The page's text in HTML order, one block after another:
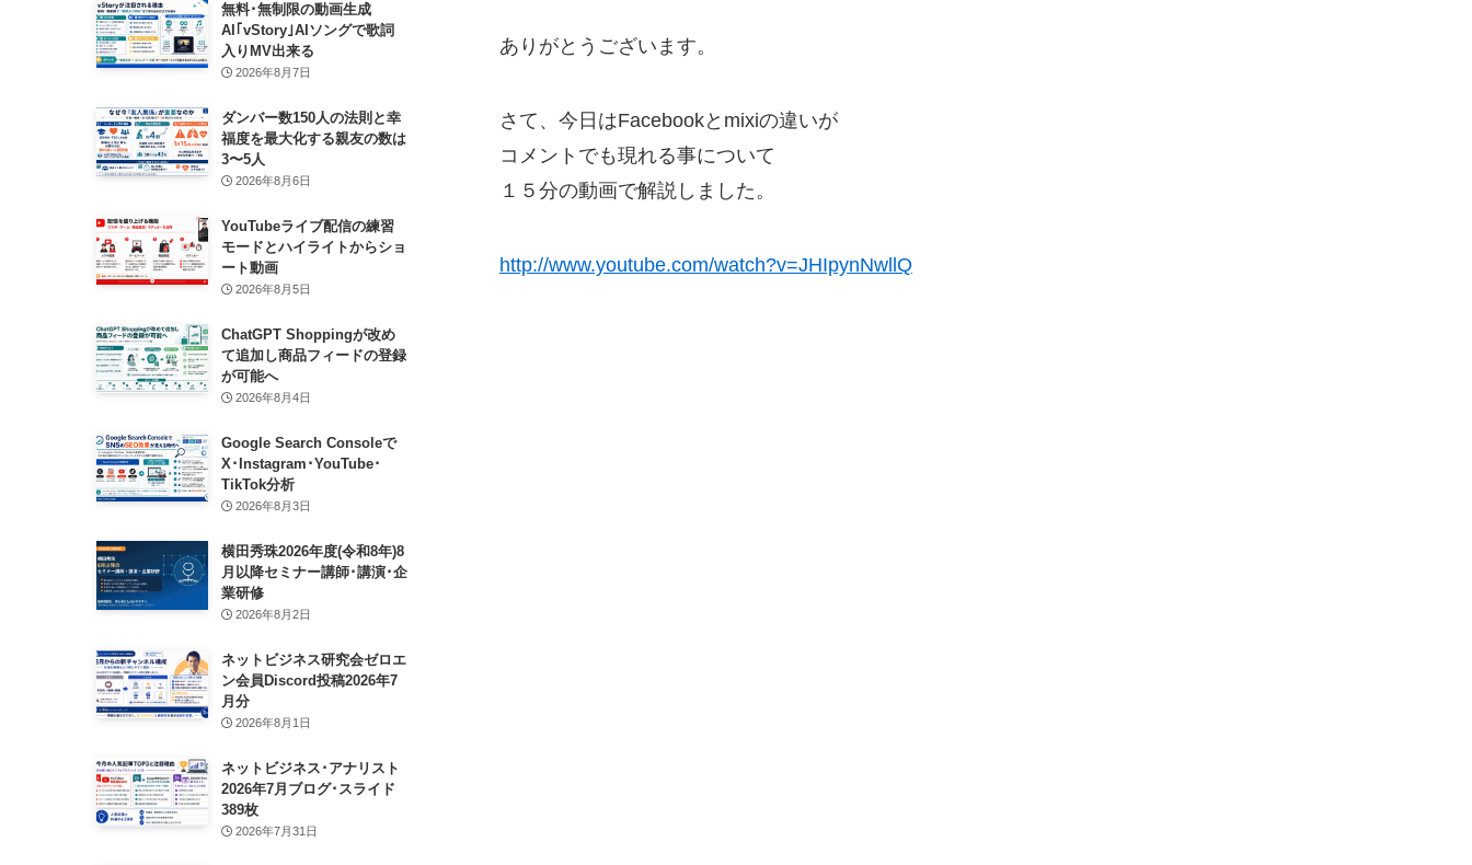
ありがとうございます。
さて、今日はFacebookとmixiの違いが
コメントでも現れる事について
１５分の動画で解説しました。
http://www.youtube.com/watch?v=JHIpynNwllQ
無料･無制限の動画生成
AI｢vStory｣AIソングで歌詞
入りMV出来る
2026年8月7日
ダンバー数150人の法則と幸
福度を最大化する親友の数は
3〜5人
2026年8月6日
YouTubeライブ配信の練習
モードとハイライトからショ
ート動画
2026年8月5日
ChatGPT Shoppingが改め
て追加し商品フィードの登録
が可能へ
2026年8月4日
Google Search Consoleで
X･Instagram･YouTube･
TikTok分析
2026年8月3日
横田秀珠2026年度(令和8年)8
月以降セミナー講師･講演･企
業研修
2026年8月2日
ネットビジネス研究会ゼロエ
ン会員Discord投稿2026年7
月分
2026年8月1日
ネットビジネス･アナリスト
2026年7月ブログ･スライド
389枚
2026年7月31日